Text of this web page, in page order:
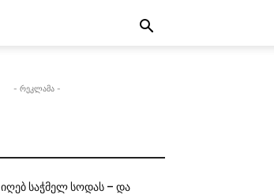
- რეკლამა -
იღებ საჭმელ სოდას – და